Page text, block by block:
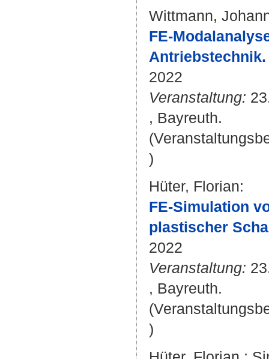
Wittmann,
FE-
Antriebstechnik.
2022
Veranstaltung:
, Bayreuth.
)
Hüter, Florian:
FE-Simulation
plastischer
2022
Veranstaltung:
, Bayreuth.
)